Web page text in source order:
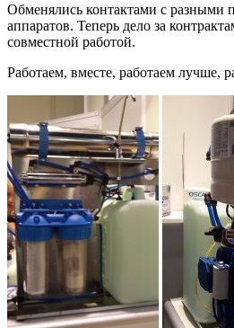
Обменялись контактами с разными
аппаратов. Теперь дело за
совместной работой.
Работаем, вместе, работаем лучше,